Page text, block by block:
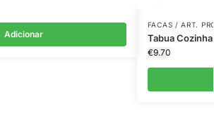
Adicionar
FACAS / ART.
Tabua
€9.70